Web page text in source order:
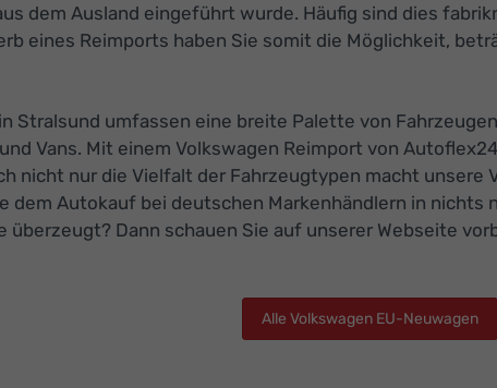
dem Ausland eingeführt wurde. Häufig sind dies
eines Reimports haben Sie somit die Möglichkeit,
Stralsund umfassen eine breite Palette von
Vans. Mit einem Volkswagen Reimport von
nicht nur die Vielfalt der Fahrzeugtypen macht
dem Autokauf bei deutschen Markenhändlern in
überzeugt? Dann schauen Sie auf unserer Webseite
Alle Volkswagen EU-Neuwagen